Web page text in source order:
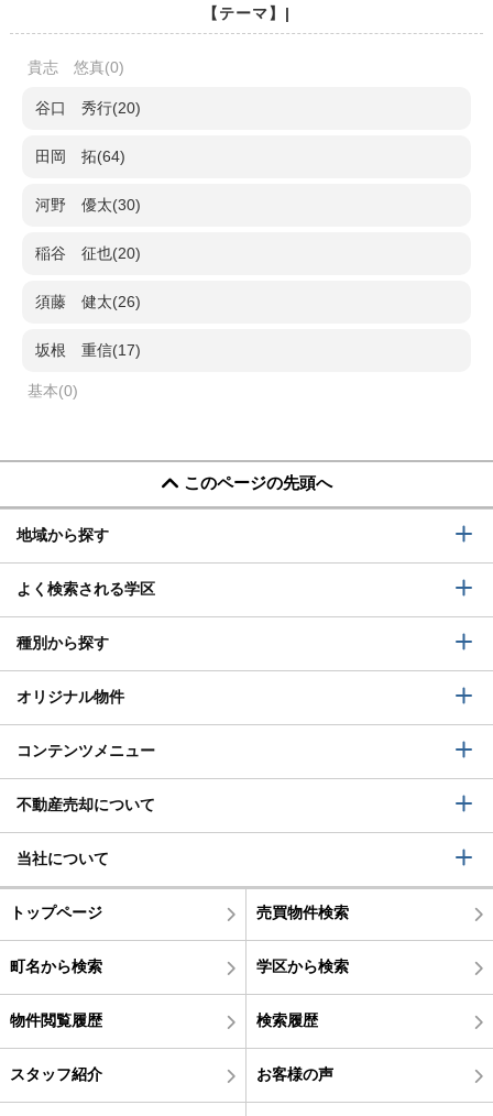
【テーマ】|
貴志 悠真(0)
谷口 秀行(20)
田岡 拓(64)
河野 優太(30)
稲谷 征也(20)
須藤 健太(26)
坂根 重信(17)
基本(0)
このページの先頭へ
地域から探す
よく検索される学区
種別から探す
オリジナル物件
コンテンツメニュー
不動産売却について
当社について
トップページ 売買物件検索
町名から検索 学区から検索
物件閲覧履歴 検索履歴
スタッフ紹介 お客様の声